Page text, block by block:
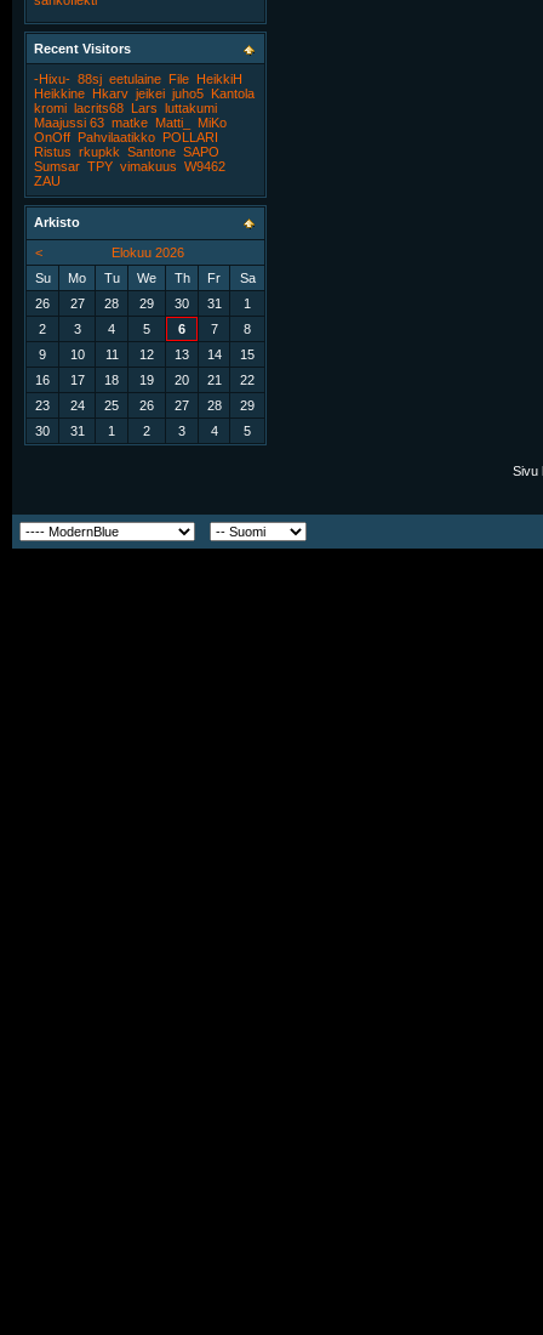
Recent Visitors
-Hixu- 88sj eetulaine File
HeikkiH
Heikkine
Hkarv jeikei juho5
Kantola
kromi
lacrits68 Lars
luttakumi
Maajussi 63 matke Matti_
MiKo
OnOff
Pahvilaatikko
POLLARI
Ristus rkupkk Santone SAPO
Sumsar TPY vimakuus W9462
ZAU
Arkisto
<
Elokuu 2026
Su
Mo Tu We Th Fr
Sa
26
27 28 29 30 31
1
2
3 4 5 6 7
8
9
10 11 12 13 14
15
16
17 18 19 20 21
22
23
24 25 26 27 28
29
30
31 1 2 3 4 5
Sivu